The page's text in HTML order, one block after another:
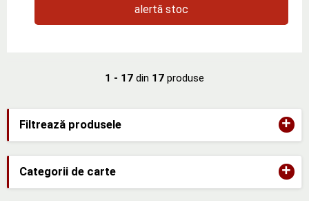
Filtrează produsele +
Categorii de carte +
alertă stoc
1 - 17 din 17 produse